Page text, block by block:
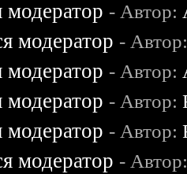
модератор - Автор:
модератор -
модератор - Автор:
модератор - Автор:
модератор - Автор:
модератор -